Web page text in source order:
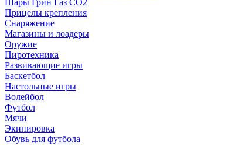
Шары Грин Газ СО2
Прицелы крепления
Снаряжение
Магазины и лоадеры
Оружие
Пиротехника
Развивающие игры
Баскетбол
Настольные игры
Волейбол
Футбол
Мячи
Экипировка
Обувь для футбола